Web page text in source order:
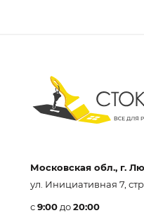
Московская обл., г.
ул. Инициативная 7,
с9:00 до20:00